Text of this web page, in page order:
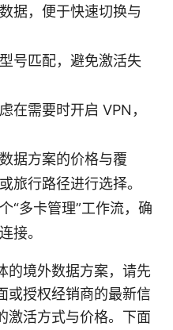
据，便于快速切换与
号匹配，避免激活失
在需要时开启 VPN，
据方案的价格与覆
旅行路径进行选择。
“多卡管理”工作流，确
接。
的境外数据方案，请先
或授权经销商的最新信
激活方式与价格。下面